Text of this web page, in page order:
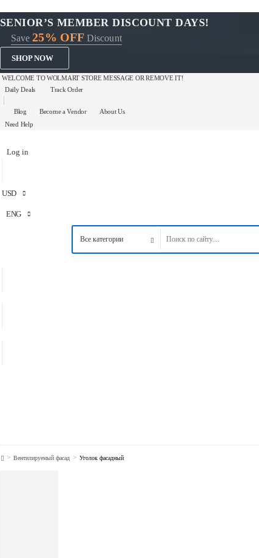
SENIOR’S MEMBER DISCOUNT DAYS!
Save25% OFFDiscount
SHOP NOW
WELCOME TO WOLMART STORE MESSAGE OR REMOVE IT!
Daily Deals
Track Order
Blog Become a Vendor
About Us
Need Help
Log in
USD
ENG
> Вентилируемый фасад > Уголок фасадный